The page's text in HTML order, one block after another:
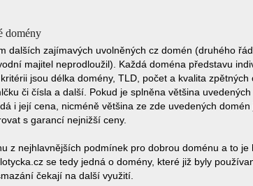
domény
dalších zajímavých uvolněných cz domén (druhého
majitel neprodloužil). Každá doména představu
jsou délka domény, TLD, počet a kvalita zpětných
či čísla a další. Pokud je splněna většina uvedených
i její cena, nicméně většina ze zde uvedených domén
s garancí nejnižší ceny.
z nejhlavnějších podmínek pro dobrou doménu a to je
se tedy jedná o domény, které již byly
čekají na další využití.